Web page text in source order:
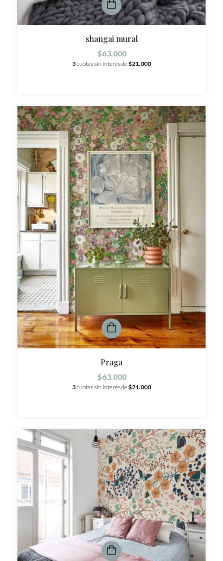
shangai mural
$63.000
3cuotas sin interés de$21.000
Praga
$63.000
3cuotas sin interés de$21.000